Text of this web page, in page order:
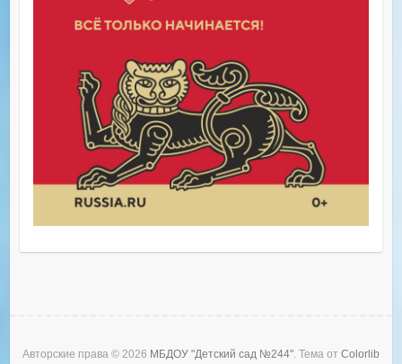
Авторские права © 2026 МБДОУ "Детский сад №244". Тема от Colorlib